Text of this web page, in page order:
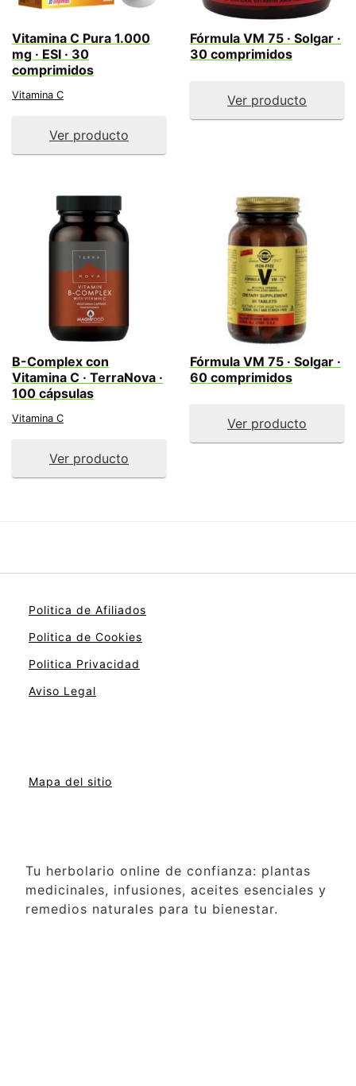
Vitamina C Pura 1.000
mg · ESI · 30
comprimidos
Vitamina C
Ver producto
Fórmula VM 75 · Solgar ·
30 comprimidos
Ver producto
B-Complex con
Vitamina C · TerraNova ·
100 cápsulas
Vitamina C
Ver producto
Fórmula VM 75 · Solgar ·
60 comprimidos
Ver producto
Politica de Afiliados
Politica de Cookies
Politica Privacidad
Aviso Legal
Mapa del sitio
Tu herbolario online de confianza: plantas
medicinales, infusiones, aceites esenciales y
remedios naturales para tu bienestar.